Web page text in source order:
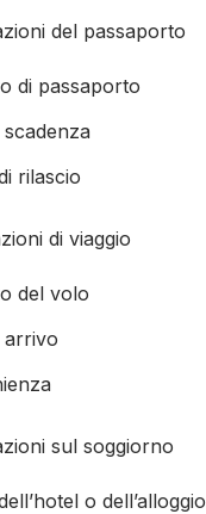
del passaporto
di passaporto
scadenza
rilascio
di viaggio
del volo
arrivo
sul soggiorno
o dell’alloggio